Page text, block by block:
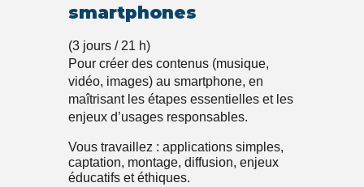
smartphones
(3 jours / 21 h)
Pour créer des contenus (musique,
vidéo, images) au smartphone, en
maîtrisant les étapes essentielles et les
enjeux d’usages responsables.
Vous travaillez : applications simples,
captation, montage, diffusion, enjeux
éducatifs et éthiques.